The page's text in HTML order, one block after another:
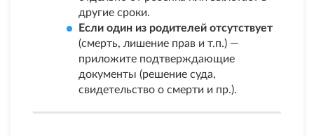
другие сроки.
Если один из родителей отсутствует
(смерть, лишение прав и т.п.) —
приложите подтверждающие
документы (решение суда,
свидетельство о смерти и пр.).